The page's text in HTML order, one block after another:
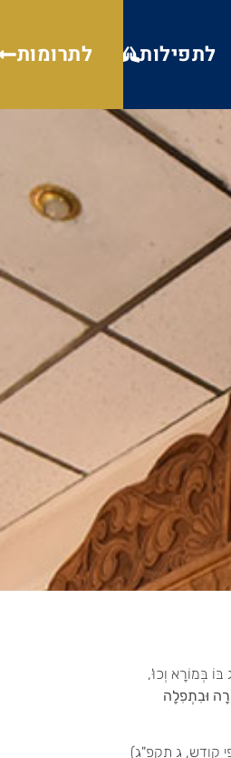
לתפילות לתרומות
בְּמוֹרָא וְכוּ',
וּבִתְפִלָה
קודש, ג תקפ"ג)